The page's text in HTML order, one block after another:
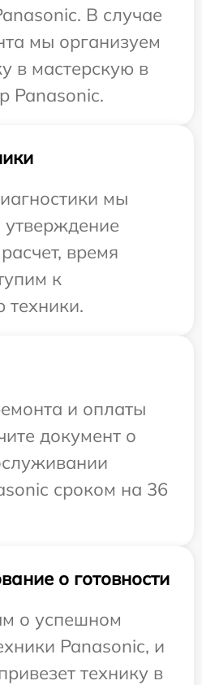
В случае
мы организуем
в мастерскую в
Panasonic.
мы
время
к
техники.
и оплаты
документ о
сроком на 36
о готовности
о успешном
Panasonic, и
технику в